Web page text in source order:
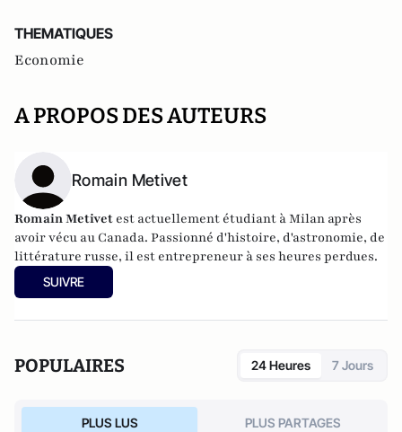
THEMATIQUES
Economie
A PROPOS DES AUTEURS
Romain Metivet
Romain Metivet est actuellement étudiant à Milan après
avoir vécu au Canada. Passionné d'histoire, d'astronomie, de
littérature russe, il est entrepreneur à ses heures perdues.
SUIVRE
POPULAIRES 24 Heures 7 Jours
PLUS LUS PLUS PARTAGES